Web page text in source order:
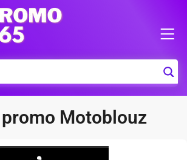
Motoblouz